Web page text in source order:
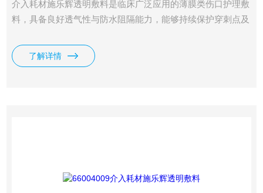
介入耗材施乐辉透明敷料是临床广泛应用的薄膜类伤口护理敷
料，具备良好透气性与防水阻隔能力，能够持续保护穿刺点及
针固定、浅表伤口防护。
了解详情